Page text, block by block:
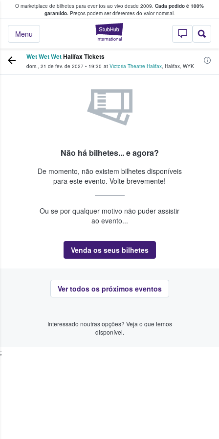
O marketplace de bilhetes para eventos ao vivo desde 2009. Cada pedido é 100%
garantido.Preços podem ser diferentes do valor nominal.
StubHub – onde
Menu
fãs compram e vendem bilhetes
Wet Wet WetHalifax Tickets
dom., 21 de fev. de 2027 • 19:30 at Victoria Theatre Halifax, Halifax, WYK
Não há bilhetes... e agora?
De momento, não existem bilhetes disponíveis
para este evento. Volte brevemente!
Ou se por qualquer motivo não puder assistir
ao evento...
Venda os seus bilhetes
Ver todos os próximos eventos
Interessado noutras opções? Veja o que temos
disponível.
;